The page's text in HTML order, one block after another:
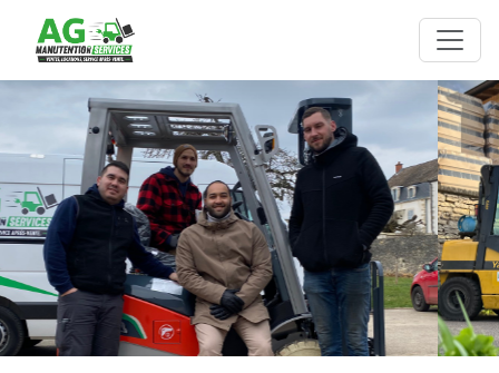
Skip to main content